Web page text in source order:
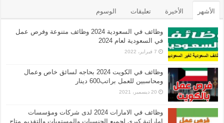
الأشهر الأخيرة تعليقات الوسوم
وظائف في السعودية 2024 وظائف متنوعة وفرص عمل
في السعودية لعام 2024
7 فبراير، 2022
وظائف في الكويت 2024 بحاجه لسائق خاص وعمال
ومحاسبين للعمل براتب600 دينار
20 ديسمبر، 2021
وظائف في الامارات 2024 لدى شركات ومؤسسات
إماراتية كبرى لجميع الجنسيات والمستويات والتقديم متاح